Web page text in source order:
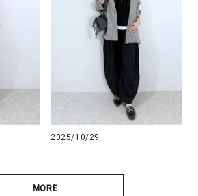
2025/10/29
MORE